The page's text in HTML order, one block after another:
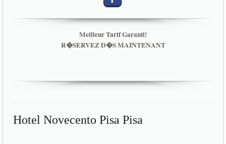
Meilleur Tarif Garanti!
R�SERVEZ D�S MAINTENANT
Hotel Novecento Pisa Pisa